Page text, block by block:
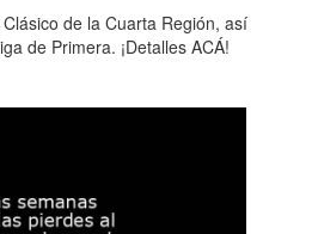
de la Cuarta Región, así
de Primera. ¡Detalles ACÁ!